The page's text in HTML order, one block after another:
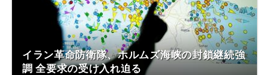
イラン革命防衛隊、ホルムズ海峡の封鎖継続強
調 全要求の受け入れ迫る